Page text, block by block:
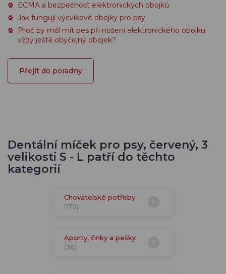
ECMA a bezpečnost elektronických obojků
Jak fungují výcvikové obojky pro psy
Proč by měl mít pes při nošení elektronického obojku
vždy ještě obyčejný obojek?
Přejít do poradny
Dentální míček pro psy, červený, 3
velikosti S - L patří do těchto
kategorií
Chovatelské potřeby
(170)
Aporty, činky a pešky
(36)